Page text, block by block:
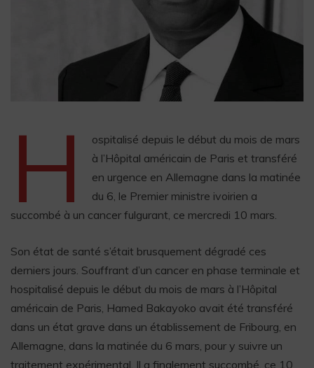
H
ospitalisé depuis le début du mois de mars
à l’Hôpital américain de Paris et transféré
en urgence en Allemagne dans la matinée
du 6, le Premier ministre ivoirien a
succombé à un cancer fulgurant, ce mercredi 10 mars.
Son état de santé s’était brusquement dégradé ces
derniers jours. Souffrant d’un cancer en phase terminale et
hospitalisé depuis le début du mois de mars à l’Hôpital
américain de Paris, Hamed Bakayoko avait été transféré
dans un état grave dans un établissement de Fribourg, en
Allemagne, dans la matinée du 6 mars, pour y suivre un
traitement expérimental. Il a finalement succombé, ce 10